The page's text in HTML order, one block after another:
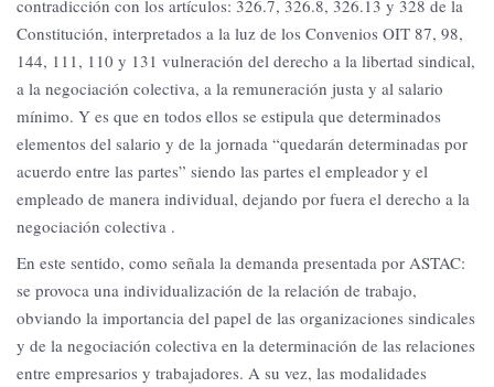
contradicción con los artículos: 326.7, 326.8, 326.13 y 328 de la
Constitución, interpretados a la luz de los Convenios OIT 87, 98,
144, 111, 110 y 131 vulneración del derecho a la libertad sindical,
a la negociación colectiva, a la remuneración justa y al salario
mínimo. Y es que en todos ellos se estipula que determinados
elementos del salario y de la jornada “quedarán determinadas por
acuerdo entre las partes” siendo las partes el empleador y el
empleado de manera individual, dejando por fuera el derecho a la
negociación colectiva .
En este sentido, como señala la demanda presentada por ASTAC:
se provoca una individualización de la relación de trabajo,
obviando la importancia del papel de las organizaciones sindicales
y de la negociación colectiva en la determinación de las relaciones
entre empresarios y trabajadores. A su vez, las modalidades